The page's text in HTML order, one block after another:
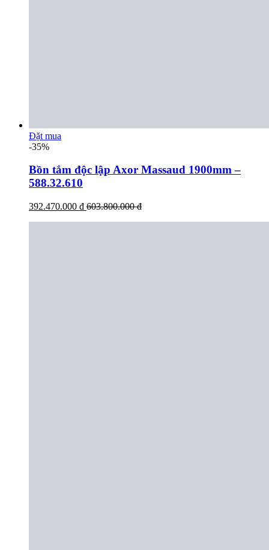
Đặt mua
-35%
Bồn tắm độc lập Axor Massaud 1900mm –
588.32.610
392.470.000 đ 603.800.000 đ